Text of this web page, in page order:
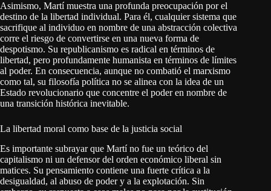
Asimismo, Martí muestra una profunda preocupación por el
destino de la libertad individual. Para él, cualquier sistema que
sacrifique al individuo en nombre de una abstracción colectiva
corre el riesgo de convertirse en una nueva forma de
despotismo. Su republicanismo es radical en términos de
libertad, pero profundamente humanista en términos de límites
al poder. En consecuencia, aunque no combatió el marxismo
como tal, su filosofía política no se alinea con la idea de un
Estado revolucionario que concentre el poder en nombre de
una transición histórica inevitable.
La libertad moral como base de la justicia social
Es importante subrayar que Martí no fue un teórico del
capitalismo ni un defensor del orden económico liberal sin
matices. Su pensamiento contiene una fuerte crítica a la
desigualdad, al abuso de poder y a la explotación. Sin